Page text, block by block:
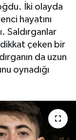
İki olayda
hayatını
Saldırganlar
çeken bir
da uzun
oynadığı